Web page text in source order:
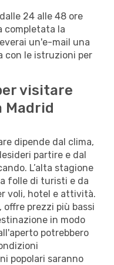
24 alle 48 ore
completata la
un'e-mail una
con le istruzioni per
visitare
Madrid
dipende dal clima,
partire e dal
L’alta stagione
folle di turisti e da
voli, hotel e attività.
offre prezzi più bassi
in modo
potrebbero
popolari saranno